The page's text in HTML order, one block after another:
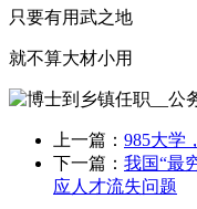
只要有用武之地
就不算大材小用
上一篇： 985大学
下一篇： 我国“最
应人才流失问题